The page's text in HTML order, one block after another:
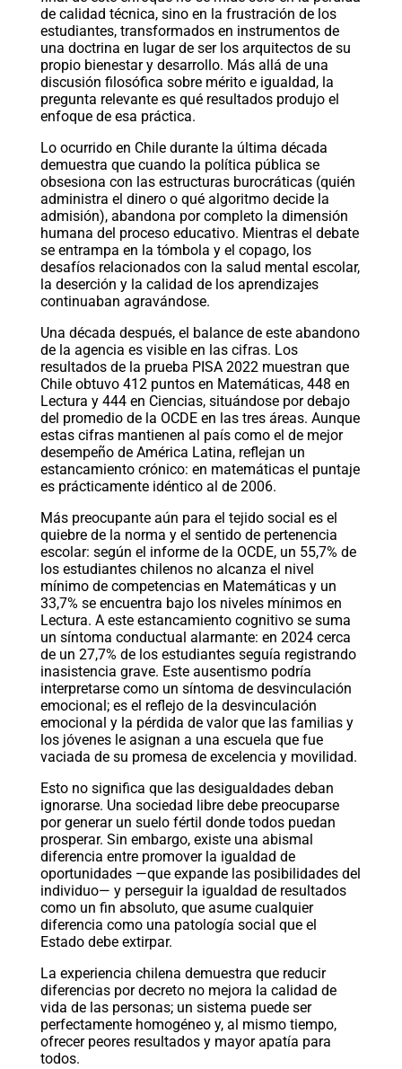
de calidad técnica, sino en la frustración de los
estudiantes, transformados en instrumentos de
una doctrina en lugar de ser los arquitectos de su
propio bienestar y desarrollo. Más allá de una
discusión filosófica sobre mérito e igualdad, la
pregunta relevante es qué resultados produjo el
enfoque de esa práctica.
Lo ocurrido en Chile durante la última década
demuestra que cuando la política pública se
obsesiona con las estructuras burocráticas (quién
administra el dinero o qué algoritmo decide la
admisión), abandona por completo la dimensión
humana del proceso educativo. Mientras el debate
se entrampa en la tómbola y el copago, los
desafíos relacionados con la salud mental escolar,
la deserción y la calidad de los aprendizajes
continuaban agravándose.
Una década después, el balance de este abandono
de la agencia es visible en las cifras. Los
resultados de la prueba PISA 2022 muestran que
Chile obtuvo 412 puntos en Matemáticas, 448 en
Lectura y 444 en Ciencias, situándose por debajo
del promedio de la OCDE en las tres áreas. Aunque
estas cifras mantienen al país como el de mejor
desempeño de América Latina, reflejan un
estancamiento crónico: en matemáticas el puntaje
es prácticamente idéntico al de 2006.
Más preocupante aún para el tejido social es el
quiebre de la norma y el sentido de pertenencia
escolar: según el informe de la OCDE, un 55,7% de
los estudiantes chilenos no alcanza el nivel
mínimo de competencias en Matemáticas y un
33,7% se encuentra bajo los niveles mínimos en
Lectura. A este estancamiento cognitivo se suma
un síntoma conductual alarmante: en 2024 cerca
de un 27,7% de los estudiantes seguía registrando
inasistencia grave. Este ausentismo podría
interpretarse como un síntoma de desvinculación
emocional; es el reflejo de la desvinculación
emocional y la pérdida de valor que las familias y
los jóvenes le asignan a una escuela que fue
vaciada de su promesa de excelencia y movilidad.
Esto no significa que las desigualdades deban
ignorarse. Una sociedad libre debe preocuparse
por generar un suelo fértil donde todos puedan
prosperar. Sin embargo, existe una abismal
diferencia entre promover la igualdad de
oportunidades —que expande las posibilidades del
individuo— y perseguir la igualdad de resultados
como un fin absoluto, que asume cualquier
diferencia como una patología social que el
Estado debe extirpar.
La experiencia chilena demuestra que reducir
diferencias por decreto no mejora la calidad de
vida de las personas; un sistema puede ser
perfectamente homogéneo y, al mismo tiempo,
ofrecer peores resultados y mayor apatía para
todos.